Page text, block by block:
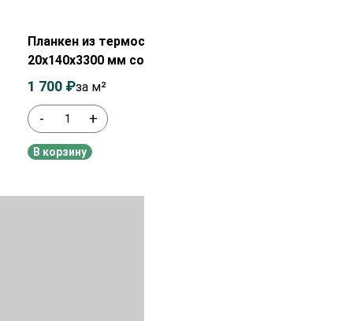
Планкен из термососны
20х140х3300 мм сорт АВ
- +
1 700 ₽за м²
В корзину